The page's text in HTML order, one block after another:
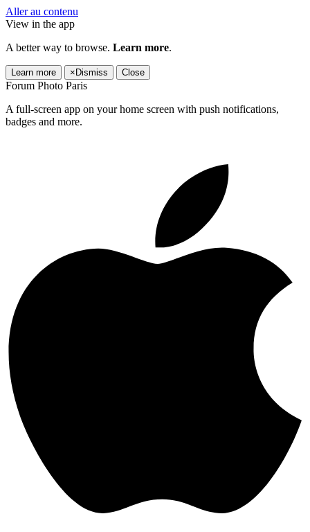
Aller au contenu
View in the app
A better way to browse. Learn more.
Learn more × Dismiss Close
Forum Photo Paris
A full-screen app on your home screen with push notifications,
badges and more.